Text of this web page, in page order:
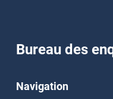
Bureau des
Navigation